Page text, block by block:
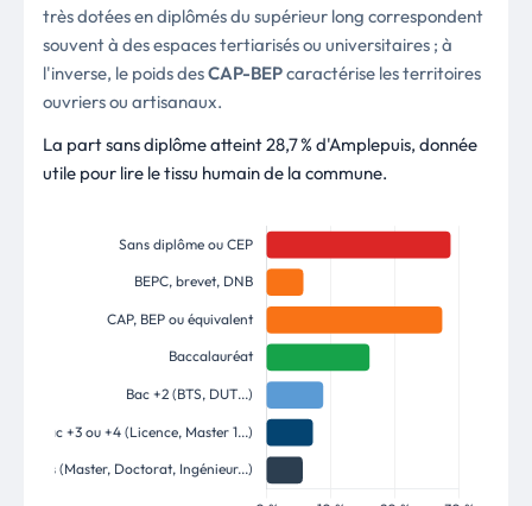
très dotées en diplômés du supérieur long correspondent
souvent à des espaces tertiarisés ou universitaires ; à
l'inverse, le poids desCAP-BEPcaractérise les territoires
ouvriers ou artisanaux.
La part sans diplôme atteint 28,7 % d'Amplepuis, donnée
utile pour lire le tissu humain de la commune.